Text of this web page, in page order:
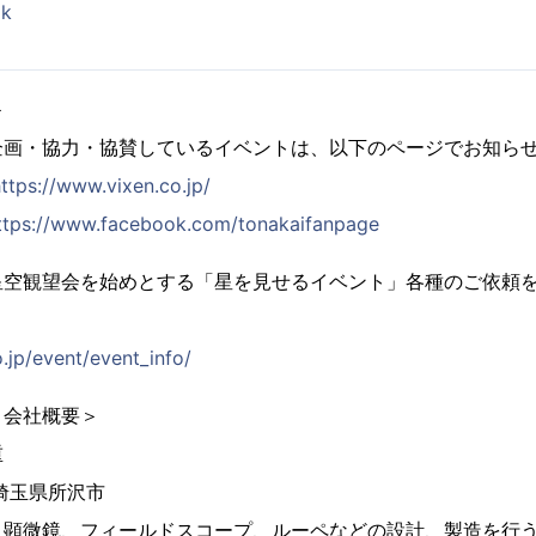
・協力・協賛しているイベントは、以下のページでお知ら
www.vixen.co.jp/
www.facebook.com/tonakaifanpage
観望会を始めとする「星を見せるイベント」各種のご依頼
event/event_info/
社概要＞
県所沢市
微鏡、フィールドスコープ、ルーペなどの設計、製造を行